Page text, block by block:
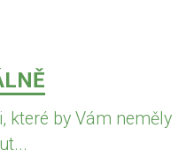
které by Vám neměly